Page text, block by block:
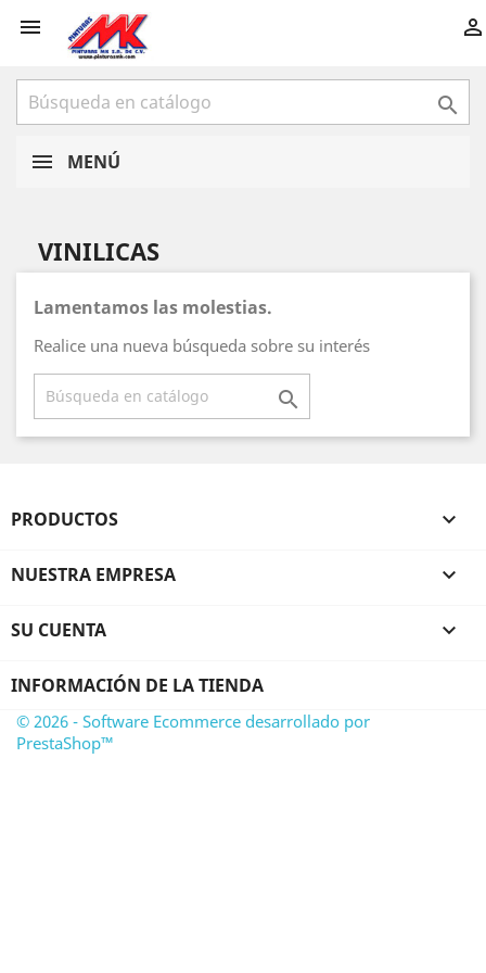
 

MENÚ
VINILICAS
Lamentamos las molestias.
Realice una nueva búsqueda sobre su interés

PRODUCTOS 
NUESTRA EMPRESA 
SU CUENTA 
INFORMACIÓN DE LA TIENDA
© 2026 - Software Ecommerce desarrollado por
PrestaShop™